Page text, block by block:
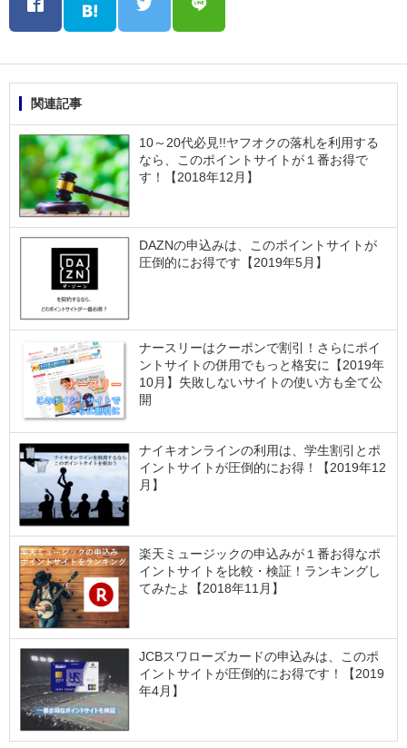
関連記事
10～20代必見!!ヤフオクの落札を利用する
なら、このポイントサイトが１番お得で
す！【2018年12月】
DAZNの申込みは、このポイントサイトが
圧倒的にお得です【2019年5月】
ナースリーはクーポンで割引！さらにポイ
ントサイトの併用でもっと格安に【2019年
10月】失敗しないサイトの使い方も全て公
開
ナイキオンラインの利用は、学生割引とポ
イントサイトが圧倒的にお得！【2019年12
月】
楽天ミュージックの申込みが１番お得なポ
イントサイトを比較・検証！ランキングし
てみたよ【2018年11月】
JCBスワローズカードの申込みは、このポ
イントサイトが圧倒的にお得です！【2019
年4月】